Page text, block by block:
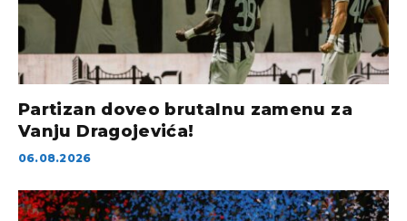
Partizan doveo brutalnu zamenu za
Vanju Dragojevića!
06.08.2026